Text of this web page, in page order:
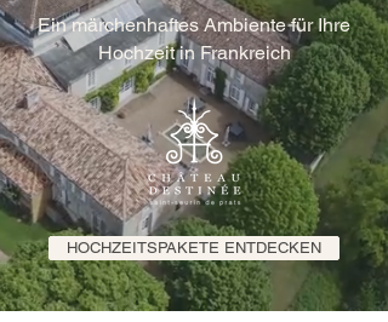
Ein märchenhaftes Ambiente für Ihre
Hochzeit in Frankreich
HOCHZEITSPAKETE ENTDECKEN